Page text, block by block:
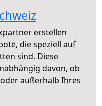
erstellen
die speziell auf
sind. Diese
davon, ob
außerhalb Ihres